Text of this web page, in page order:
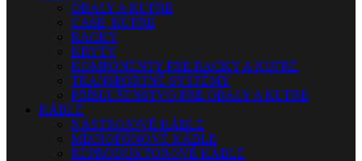
OBALY A KUFRE
CASE, KUFRE
RACKY
KRYTY
KOMPONENTY PRE RACKY A KUFRE
TRANSPORTNÉ SYSTÉMY
PRÍSLUŠENSTVO PRE OBALY A KUFRE
KÁBLE
NÁSTROJOVÉ KÁBLE
MIKROFÓNOVÉ KÁBLE
REPRODUKTOROVÉ KÁBLE